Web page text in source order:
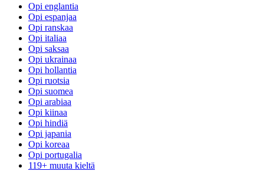
Opi englantia
Opi espanjaa
Opi ranskaa
Opi italiaa
Opi saksaa
Opi ukrainaa
Opi hollantia
Opi ruotsia
Opi suomea
Opi arabiaa
Opi kiinaa
Opi hindiä
Opi japania
Opi koreaa
Opi portugalia
119+ muuta kieltä